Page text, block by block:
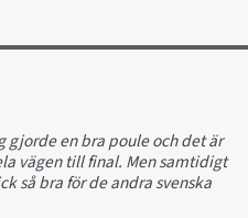
en bra poule och det är
vägen till final. Men samtidigt
så bra för de andra svenska